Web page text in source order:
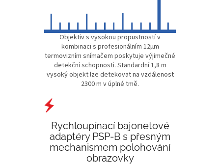
Objektiv s vysokou propustností v
kombinaci s profesionálním 12µm
termovizním snímačem poskytuje výjimečné
detekční schopnosti. Standardní 1,8 m
vysoký objekt lze detekovat na vzdálenost
2300 m v úplné tmě.
Rychloupínací bajonetové
adaptéry PSP-B s přesným
mechanismem polohování
obrazovky